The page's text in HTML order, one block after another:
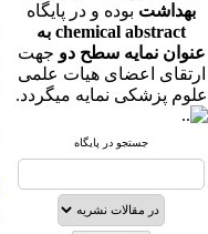
بهداشت بوده و در پایگاه
chemical abstract به
عنوان نمایه سطح دو جهت
ارتقای اعضای هیات علمی
علوم پزشکی نمایه میگردد.
جستجو در پایگاه